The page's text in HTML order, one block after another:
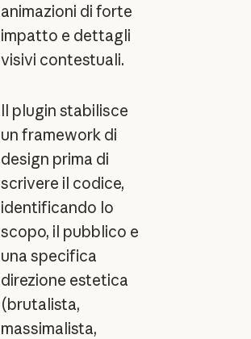
animazioni di forte
impatto e dettagli
visivi contestuali.
Il plugin stabilisce
un framework di
design prima di
scrivere il codice,
identificando lo
scopo, il pubblico e
una specifica
direzione estetica
(brutalista,
massimalista,